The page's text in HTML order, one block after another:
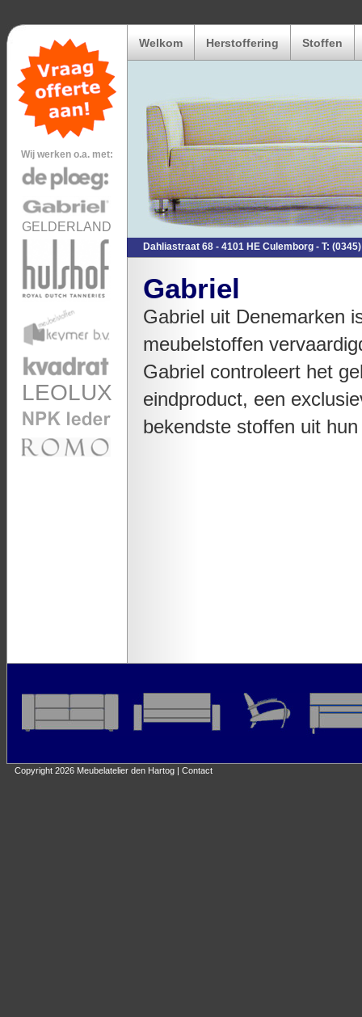
Wij werken o.a. met:
GELDERLAND
LEOLUX
Welkom Herstoffering Stoffen
Dahliastraat 68 - 4101 HE Culemborg - T:
Gabriel
Gabriel uit Denemarken
meubelstoffen
Gabriel controleert het
eindproduct, een
bekendste stoffen uit
Copyright 2026 Meubelatelier den Hartog | Contact